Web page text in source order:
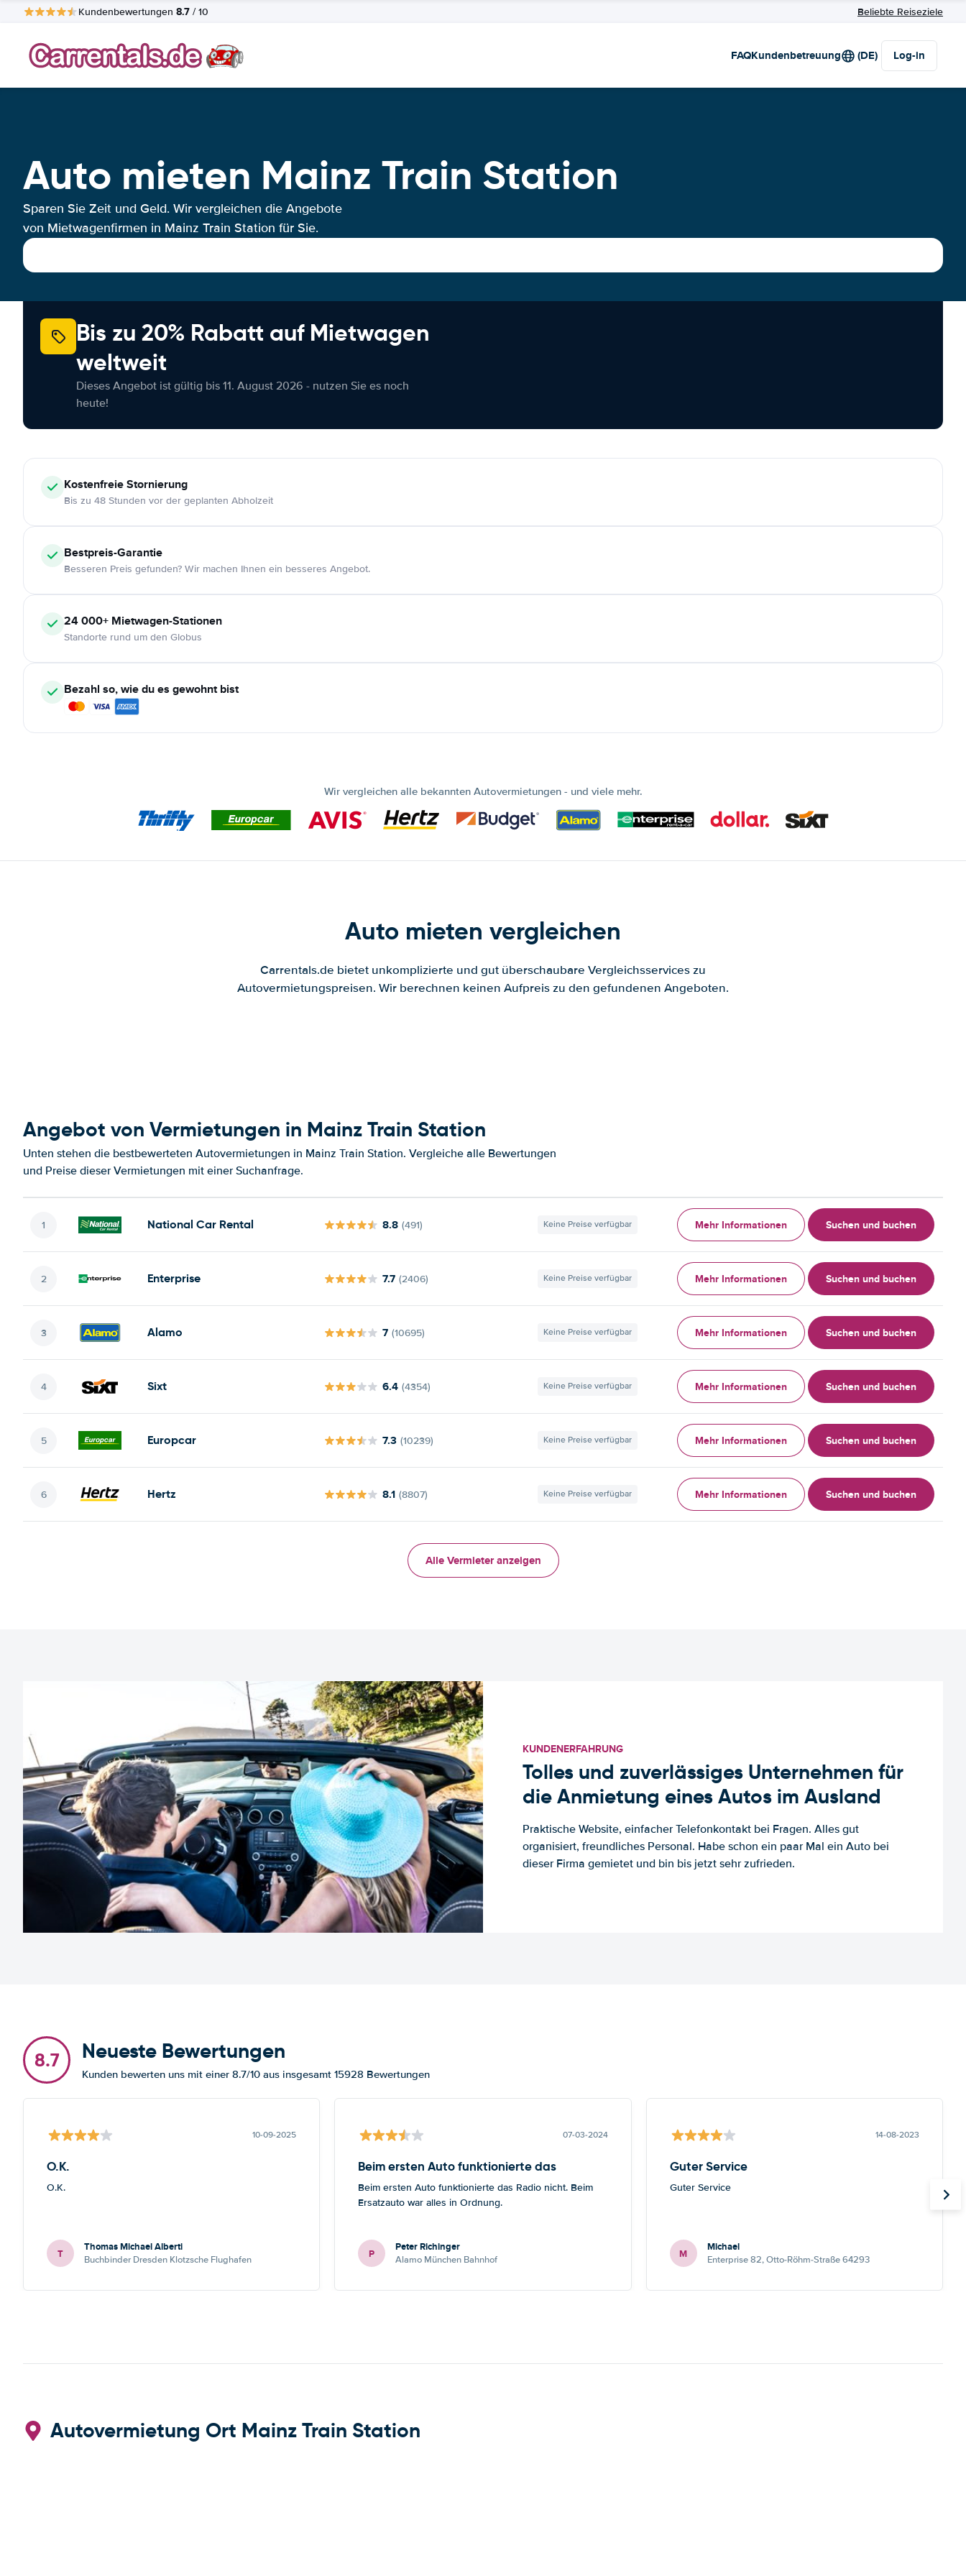
Kundenbewertungen 8.7 / 10 Beliebte Reiseziele
FAQKundenbetreuung (DE) Log-in
Auto mieten Mainz Train Station
Sparen Sie Zeit und Geld. Wir vergleichen die Angebote
von Mietwagenfirmen in Mainz Train Station für Sie.
Bis zu 20% Rabatt auf Mietwagen
weltweit
Dieses Angebot ist gültig bis 11. August 2026 - nutzen Sie es noch
heute!
KostenfreieStornierung
Bis zu 48 Stunden vor der geplanten Abholzeit
Bestpreis-Garantie
Besseren Preis gefunden? Wir machen Ihnen ein besseres Angebot.
24 000+ Mietwagen-Stationen
Standorte rund um den Globus
Bezahl so, wie du es gewohnt bist
Wir vergleichen alle bekannten Autovermietungen - und viele mehr.
Auto mieten vergleichen
Carrentals.de bietet unkomplizierte und gut überschaubare Vergleichsservices zu
Autovermietungspreisen. Wir berechnen keinen Aufpreis zu den gefundenen Angeboten.
Angebot von Vermietungen in Mainz Train Station
Unten stehen die bestbewerteten Autovermietungen in Mainz Train Station. Vergleiche alle Bewertungen
und Preise dieser Vermietungen mit einer Suchanfrage.
National Car Rental 8.8 (491) Keine Preise verfügbar Mehr Informationen Suchen und buchen
Enterprise 7.7 (2406) Keine Preise verfügbar Mehr Informationen Suchen und buchen
Alamo 7 (10695) Keine Preise verfügbar Mehr Informationen Suchen und buchen
Sixt 6.4 (4354) Keine Preise verfügbar Mehr Informationen Suchen und buchen
Europcar 7.3 (10239) Keine Preise verfügbar Mehr Informationen Suchen und buchen
Hertz 8.1 (8807) Keine Preise verfügbar Mehr Informationen Suchen und buchen
Alle Vermieter anzeigen
KUNDENERFAHRUNG
Tolles und zuverlässiges Unternehmen für
die Anmietung eines Autos im Ausland
Praktische Website, einfacher Telefonkontakt bei Fragen. Alles gut
organisiert, freundliches Personal. Habe schon ein paar Mal ein Auto bei
dieser Firma gemietet und bin bis jetzt sehr zufrieden.
8.7 Neueste Bewertungen
Kunden bewerten uns mit einer 8.7/10 aus insgesamt 15928 Bewertungen
10-09-2025
O.K.
O.K.
T Thomas Michael Alberti
Buchbinder Dresden Klotzsche Flughafen
07-03-2024
Beim ersten Auto funktionierte das
Beim ersten Auto funktionierte das Radio nicht. Beim
Ersatzauto war alles in Ordnung.
P Peter Richinger
Alamo München Bahnhof
14-08-2023
Guter Service
Guter Service
M Michael
Enterprise 82, Otto-Röhm-Straße 64293
Autovermietung Ort Mainz Train Station